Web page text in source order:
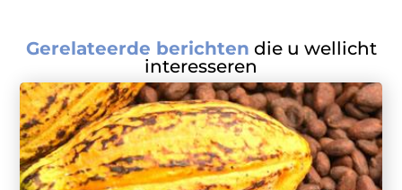
Gerelateerde berichten die u wellicht
interesseren